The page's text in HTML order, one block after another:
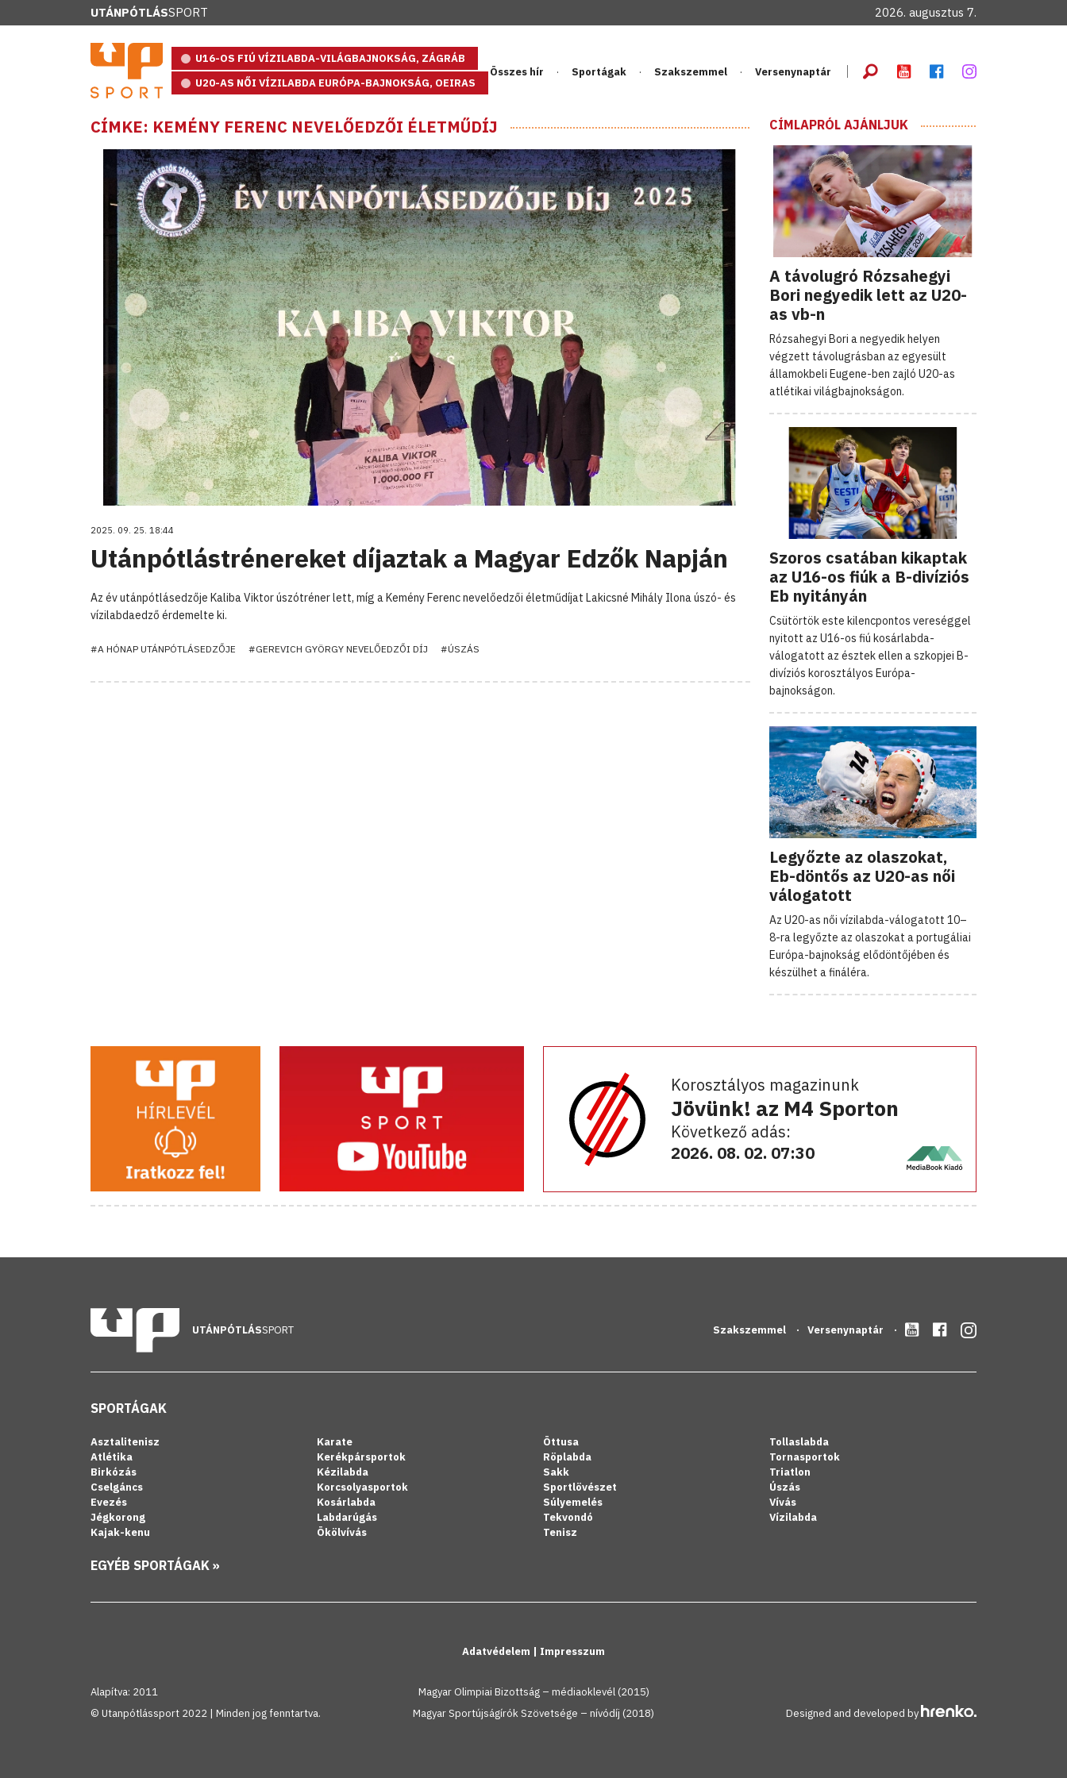
UTÁNPÓTLÁSSPORT 2026. augusztus 7.
U16-OS FIÚ VÍZILABDA-VILÁGBAJNOKSÁG, ZÁGRÁB
U20-AS NŐI VÍZILABDA EURÓPA-BAJNOKSÁG, OEIRAS
Összes hír Sportágak Szakszemmel Versenynaptár
CÍMKE: KEMÉNY FERENC NEVELŐEDZŐI ÉLETMŰDÍJ
2025. 09. 25. 18:44
Utánpótlástrénereket díjaztak a Magyar Edzők Napján
Az év utánpótlásedzője Kaliba Viktor úszótréner lett, míg a Kemény Ferenc nevelőedzői életműdíjat Lakicsné Mihály Ilona úszó- és
vízilabdaedző érdemelte ki.
#A HÓNAP UTÁNPÓTLÁSEDZŐJE #GEREVICH GYÖRGY NEVELŐEDZŐI DÍJ #ÚSZÁS
CÍMLAPRÓL AJÁNLJUK
A távolugró Rózsahegyi
Bori negyedik lett az U20-
as vb-n
Rózsahegyi Bori a negyedik helyen
végzett távolugrásban az egyesült
államokbeli Eugene-ben zajló U20-as
atlétikai világbajnokságon.
Szoros csatában kikaptak
az U16-os fiúk a B-divíziós
Eb nyitányán
Csütörtök este kilencpontos vereséggel
nyitott az U16-os fiú kosárlabda-
válogatott az észtek ellen a szkopjei B-
divíziós korosztályos Európa-
bajnokságon.
Legyőzte az olaszokat,
Eb-döntős az U20-as női
válogatott
Az U20-as női vízilabda-válogatott 10–
8-ra legyőzte az olaszokat a portugáliai
Európa-bajnokság elődöntőjében és
készülhet a fináléra.
Korosztályos magazinunk
Jövünk! az M4 Sporton
Következő adás:
2026. 08. 02. 07:30
UTÁNPÓTLÁSSPORT Szakszemmel Versenynaptár
SPORTÁGAK
Asztalitenisz
Atlétika
Birkózás
Cselgáncs
Evezés
Jégkorong
Kajak-kenu
Karate
Kerékpársportok
Kézilabda
Korcsolyasportok
Kosárlabda
Labdarúgás
Ökölvívás
Öttusa
Röplabda
Sakk
Sportlövészet
Súlyemelés
Tekvondó
Tenisz
Tollaslabda
Tornasportok
Triatlon
Úszás
Vívás
Vízilabda
EGYÉB SPORTÁGAK »
Adatvédelem | Impresszum
Alapítva: 2011
© Utanpótlássport 2022 | Minden jog fenntartva.
Magyar Olimpiai Bizottság – médiaoklevél (2015)
Magyar Sportújságírók Szövetsége – nívódíj (2018)
Designed and developed by